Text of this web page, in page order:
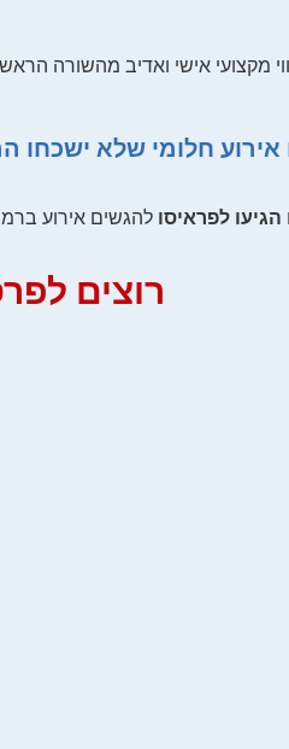
מקצועי אישי ואדיב מהשורה
חלומי שלא ישכחו
הגיעו לפראיסו להגשים אירוע
רוצים